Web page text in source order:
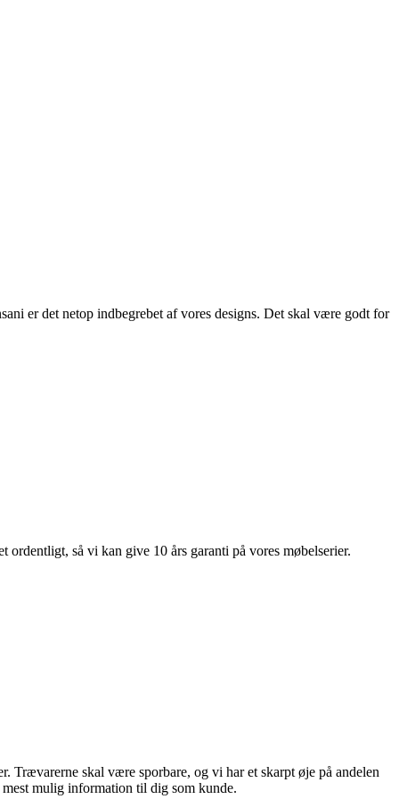
er det netop indbegrebet af vores designs. Det skal være godt for
så vi kan give 10 års garanti på vores møbelserier.
Trævarerne skal være sporbare, og vi har et skarpt øje på andelen
mulig information til dig som kunde.